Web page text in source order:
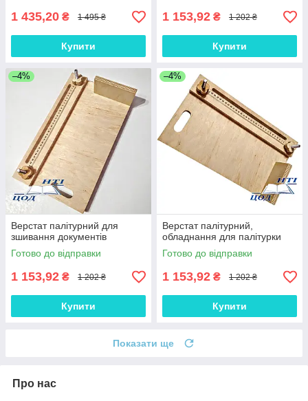
1 435,20 ₴ 1 495 ₴
Купити
1 153,92 ₴ 1 202 ₴
Купити
–4%
Верстат палітурний для
зшивання документів
Готово до відправки
1 153,92 ₴ 1 202 ₴
Купити
–4%
Верстат палітурний,
обладнання для палітурки
Готово до відправки
1 153,92 ₴ 1 202 ₴
Купити
Показати ще
Про нас